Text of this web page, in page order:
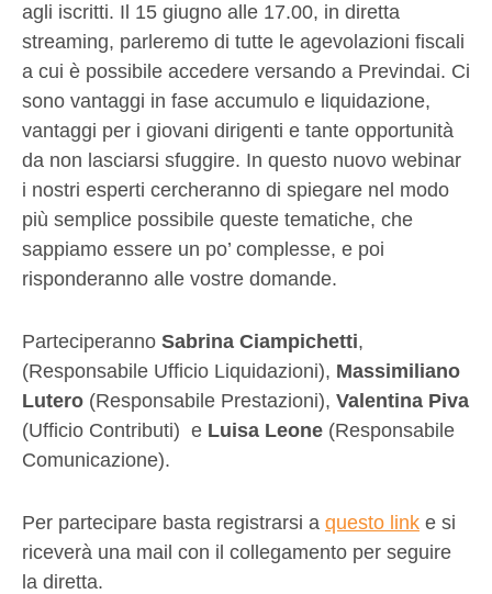
agli iscritti. Il 15 giugno alle 17.00, in diretta
streaming, parleremo di tutte le agevolazioni fiscali
a cui è possibile accedere versando a Previndai. Ci
sono vantaggi in fase accumulo e liquidazione,
vantaggi per i giovani dirigenti e tante opportunità
da non lasciarsi sfuggire. In questo nuovo webinar
i nostri esperti cercheranno di spiegare nel modo
più semplice possibile queste tematiche, che
sappiamo essere un po’ complesse, e poi
risponderanno alle vostre domande.
Parteciperanno Sabrina Ciampichetti,
(Responsabile Ufficio Liquidazioni), Massimiliano
Lutero (Responsabile Prestazioni), Valentina Piva
(Ufficio Contributi) e Luisa Leone (Responsabile
Comunicazione).
Per partecipare basta registrarsi a questo link e si
riceverà una mail con il collegamento per seguire
la diretta.